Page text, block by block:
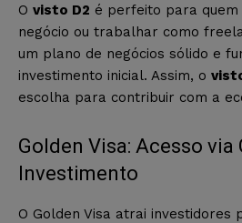
O visto D2 é perfeito para quem
negócio ou trabalhar como
um plano de negócios sólido e
investimento inicial. Assim, o
escolha para contribuir com a
Golden Visa: Acesso via
Investimento
O Golden Visa atrai investidores